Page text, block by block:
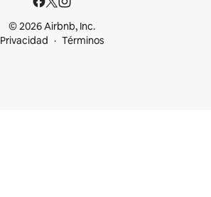
© 2026 Airbnb, Inc.
Privacidad
Términos